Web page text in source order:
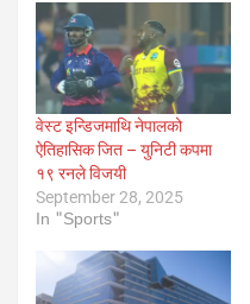
वेस्ट इन्डिजमाथि नेपालको
ऐतिहासिक जित – युनिटी कपमा
१९ रनले विजयी
September 28, 2025
In "Sports"